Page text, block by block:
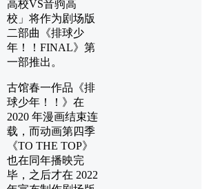
高校VS音驹高
校」将作为剧场版
二部曲《排球少
年！！FINAL》第
一部推出。
古馆春一作品《排
球少年！！》在
2020 年漫画结束连
载，而动画第四季
《TO THE TOP》
也在同年播映完
毕，之后才在 2022